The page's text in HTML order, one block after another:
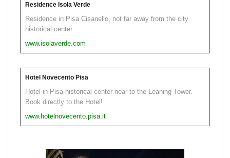
Residence Isola Verde
Residence in Pisa Cisanello, not far away from the city
historical center.
www.isolaverde.com
Hotel Novecento Pisa
Hotel in Pisa historical center near to the Leaning Tower.
Book directly to the Hotel!
www.hotelnovecento.pisa.it